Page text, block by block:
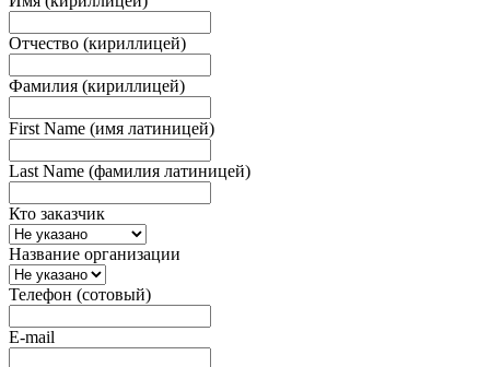
Отчество (кириллицей)
Фамилия (кириллицей)
First Name (имя латиницей)
Last Name (фамилия латиницей)
Кто заказчик
Название организации
Телефон (сотовый)
E-mail